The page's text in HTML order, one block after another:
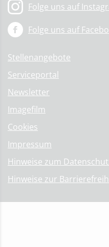
Folge uns auf
Folge uns auf
Stellenangebote
Serviceportal
Newsletter
Imagefilm
Cookies
Impressum
Hinweise zum
Hinweise zur